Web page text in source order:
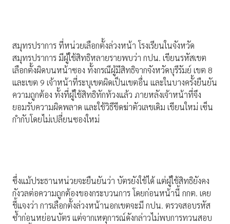
สมุทรปราการ ที่หน่วยเลือกตั้งล่วงหน้า โรงเรียนในจังหวัด
สมุทรปราการ มีผู้ใช้สิทธิหลายรายพบว่า กปน. เขียนรหัสเขต
เลือกตั้งผิดบนหน้าซอง ทั้งกรณีผู้มีสิทธิจากจังหวัดบุรีรัมย์ เขต 8
และเขต 9 เจ้าหน้าที่ระบุเขตผิดเป็นเขตอื่น และในบางครั้งยืนยัน
ความถูกต้อง ทั้งที่ผู้ใช้สิทธิทักท้วงแล้ว ภายหลังเจ้าหน้าที่จึง
ยอมรับความผิดพลาด และใช้วิธีขีดฆ่าตัวเลขเดิม เขียนใหม่ เซ็น
กำกับโดยไม่เปลี่ยนซองใหม่
ซึ่งแม้ประธานหน่วยจะยืนยันว่า บัตรยังใช้ได้ แต่ผู้ใช้สิทธิยังคง
กังวลต่อความถูกต้องของกระบวนการ โดยก่อนหน้านี้ กกต. เคย
ชี้แจงว่า การเลือกตั้งล่วงหน้านอกเขตจะมี กปน. ตรวจสอบรหัส
ซ้ำก่อนหย่อนบัตร แต่จากเหตุการณ์ดังกล่าวไม่พบการทวนสอบ